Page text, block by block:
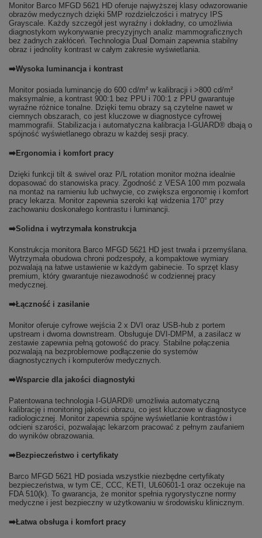
Monitor Barco MFGD 5621 HD oferuje najwyższej klasy odwzorowanie
obrazów medycznych dzięki 5MP rozdzielczości i matrycy IPS
Grayscale. Każdy szczegół jest wyraźny i dokładny, co umożliwia
diagnostykom wykonywanie precyzyjnych analiz mammograficznych
bez żadnych zakłóceń. Technologia Dual Domain zapewnia stabilny
obraz i jednolity kontrast w całym zakresie wyświetlania.
➡️Wysoka luminancja i kontrast
Monitor posiada luminancję do 600 cd/m² w kalibracji i >800 cd/m²
maksymalnie, a kontrast 900:1 bez PPU i 700:1 z PPU gwarantuje
wyraźne różnice tonalne. Dzięki temu obrazy są czytelne nawet w
ciemnych obszarach, co jest kluczowe w diagnostyce cyfrowej
mammografii. Stabilizacja i automatyczna kalibracja I-GUARD® dbają o
spójność wyświetlanego obrazu w każdej sesji pracy.
➡️Ergonomia i komfort pracy
Dzięki funkcji tilt & swivel oraz P/L rotation monitor można idealnie
dopasować do stanowiska pracy. Zgodność z VESA 100 mm pozwala
na montaż na ramieniu lub uchwycie, co zwiększa ergonomię i komfort
pracy lekarza. Monitor zapewnia szeroki kąt widzenia 170° przy
zachowaniu doskonałego kontrastu i luminancji.
➡️Solidna i wytrzymała konstrukcja
Konstrukcja monitora Barco MFGD 5621 HD jest trwała i przemyślana.
Wytrzymała obudowa chroni podzespoły, a kompaktowe wymiary
pozwalają na łatwe ustawienie w każdym gabinecie. To sprzęt klasy
premium, który gwarantuje niezawodność w codziennej pracy
medycznej.
➡️Łączność i zasilanie
Monitor oferuje cyfrowe wejścia 2 x DVI oraz USB-hub z portem
upstream i dwoma downstream. Obsługuje DVI-DMPM, a zasilacz w
zestawie zapewnia pełną gotowość do pracy. Stabilne połączenia
pozwalają na bezproblemowe podłączenie do systemów
diagnostycznych i komputerów medycznych.
➡️Wsparcie dla jakości diagnostyki
Patentowana technologia I-GUARD® umożliwia automatyczną
kalibrację i monitoring jakości obrazu, co jest kluczowe w diagnostyce
radiologicznej. Monitor zapewnia spójne wyświetlanie kontrastów i
odcieni szarości, pozwalając lekarzom pracować z pełnym zaufaniem
do wyników obrazowania.
➡️Bezpieczeństwo i certyfikaty
Barco MFGD 5621 HD posiada wszystkie niezbędne certyfikaty
bezpieczeństwa, w tym CE, CCC, KETI, UL60601-1 oraz oczekuje na
FDA 510(k). To gwarancja, że monitor spełnia rygorystyczne normy
medyczne i jest bezpieczny w użytkowaniu w środowisku klinicznym.
➡️Łatwa obsługa i komfort pracy